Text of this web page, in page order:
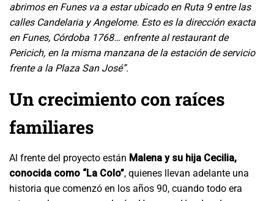
abrimos en Funes va a estar ubicado en Ruta 9 entre las
calles Candelaria y Angelome. Esto es la dirección exacta
en Funes, Córdoba 1768… enfrente al restaurant de
Pericich, en la misma manzana de la estación de servicio
frente a la Plaza San José”.
Un crecimiento con raíces
familiares
Al frente del proyecto están Malena y su hija Cecilia,
conocida como “La Colo”, quienes llevan adelante una
historia que comenzó en los años 90, cuando todo era